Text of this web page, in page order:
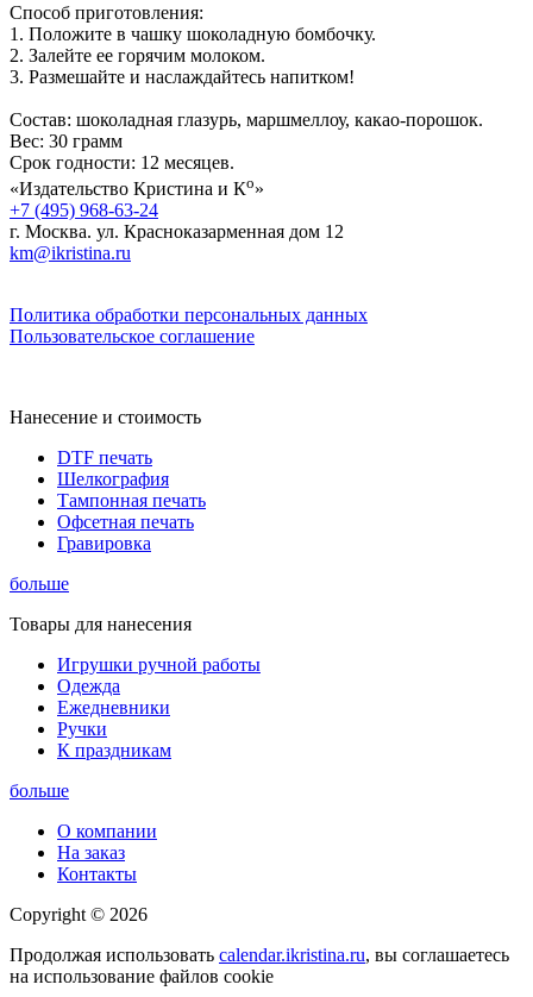
Способ приготовления:
1. Положите в чашку шоколадную бомбочку.
2. Залейте ее горячим молоком.
3. Размешайте и наслаждайтесь напитком!
Состав: шоколадная глазурь, маршмеллоу, какао-порошок.
Вес: 30 грамм
Срок годности: 12 месяцев.
«Издательство Кристина и Ко»
+7 (495) 968-63-24
г. Москва. ул. Красноказарменная дом 12
km@ikristina.ru
Политика обработки персональных данных
Пользовательское соглашение
Нанесение и стоимость
DTF печать
Шелкография
Тампонная печать
Офсетная печать
Гравировка
больше
Товары для нанесения
Игрушки ручной работы
Одежда
Ежедневники
Ручки
К праздникам
больше
О компании
На заказ
Контакты
Copyright © 2026
Продолжая использовать calendar.ikristina.ru, вы соглашаетесь
на использование файлов cookie